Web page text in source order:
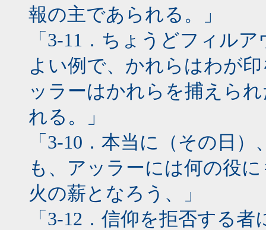
報の主であられる。」
「3-11．ちょうどフィル
よい例で、かれらはわが
ッラーはかれらを捕えら
れる。」
「3-10．本当に（その日
も、アッラーには何の役
火の薪となろう、」
「3-12．信仰を拒否する